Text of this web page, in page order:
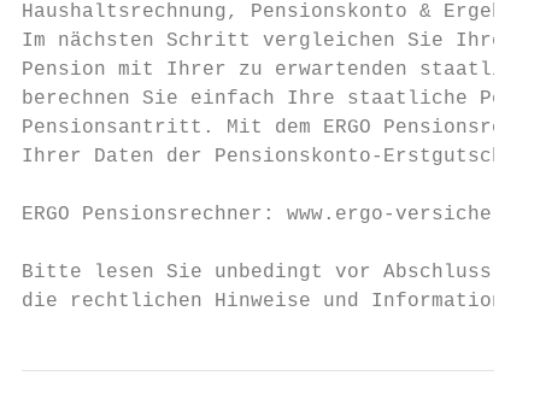
Haushaltsrechnung, Pensionskonto &
Im nächsten Schritt vergleichen Sie Ihren
Pension mit Ihrer zu erwartenden
berechnen Sie einfach Ihre staatliche
Pensionsantritt. Mit dem ERGO
Ihrer Daten der Pensionskonto-
ERGO Pensionsrechner: www.ergo-
Bitte lesen Sie unbedingt vor Abschluss
die rechtlichen Hinweise und